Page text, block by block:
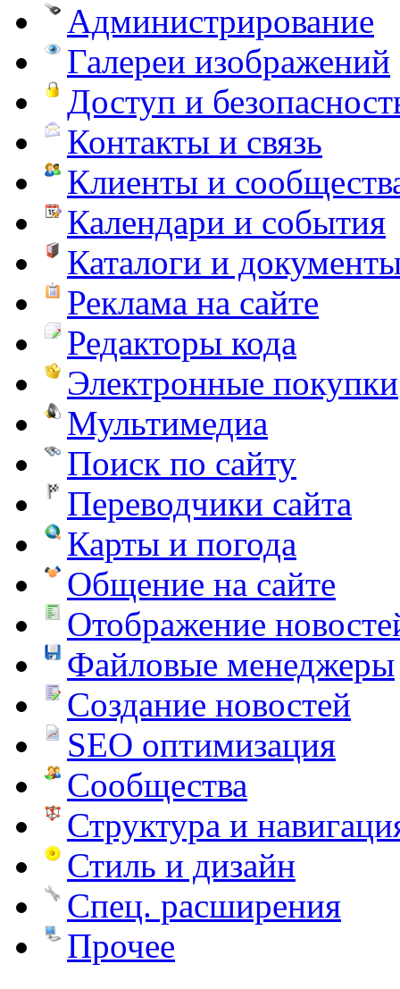
Администрирование
Галереи изображений
Доступ и
Контакты и связь
Клиенты и
Календари и события
Каталоги и
Реклама на сайте
Редакторы кода
Электронные покупки
Мультимедиа
Поиск по сайту
Переводчики сайта
Карты и погода
Общение на сайте
Отображение
Файловые менеджеры
Создание новостей
SEO оптимизация
Сообщества
Структура и
Стиль и дизайн
Спец. расширения
Прочее